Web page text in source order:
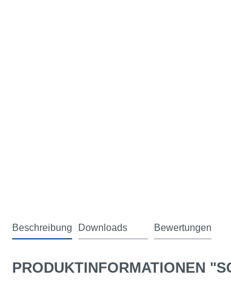
Beschreibung Downloads Bewertungen
PRODUKTINFORMATIONEN